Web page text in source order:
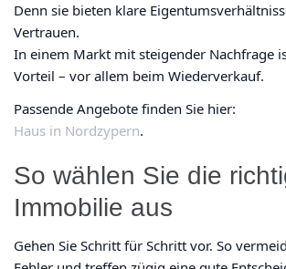
Denn sie bieten klare
Vertrauen.
In einem Markt mit steigender Nachfrage
Vorteil – vor allem beim Wiederverkauf.
Passende Angebote finden Sie hier:
Haus in Nordzypern.
So wählen Sie die
Immobilie aus
Gehen Sie Schritt für Schritt vor. So